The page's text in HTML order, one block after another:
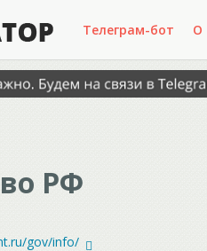
Телеграм-бот О
РФ
gov/info/